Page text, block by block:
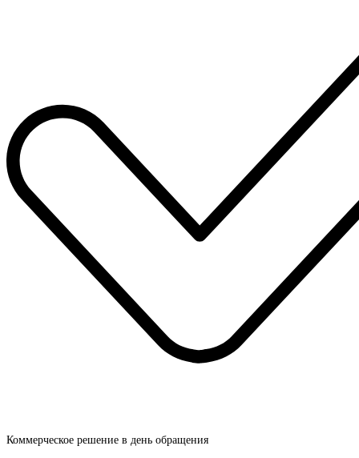
Коммерческое решение в день обращения